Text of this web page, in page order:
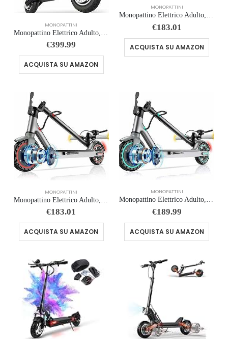
MONOPATTINI
€399.99
ACQUISTA SU AMAZON
MONOPATTINI
Monopattino Elettrico Adulto, Pneumatici da 8,5″/10”, Velocità Fino a 25 Km/h, 25/35/38/48Km di Autonomia, Carico massimo…
€183.01
ACQUISTA SU AMAZON
MONOPATTINI
€183.01
ACQUISTA SU AMAZON
MONOPATTINI
€189.99
ACQUISTA SU AMAZON